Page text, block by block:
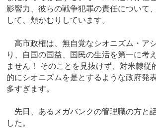
影響力、彼らの戦争犯罪の責任について
して、頬かむりしています。
高市政権は、無自覚なシオニズム・ア
り、自国の国益、国民の生活を第一に考
ません！ そのことを見抜けず、対米隷従
的にシオニズムを是とするような政府発
多すぎます。
先日、あるメガバンクの管理職の方と
した。